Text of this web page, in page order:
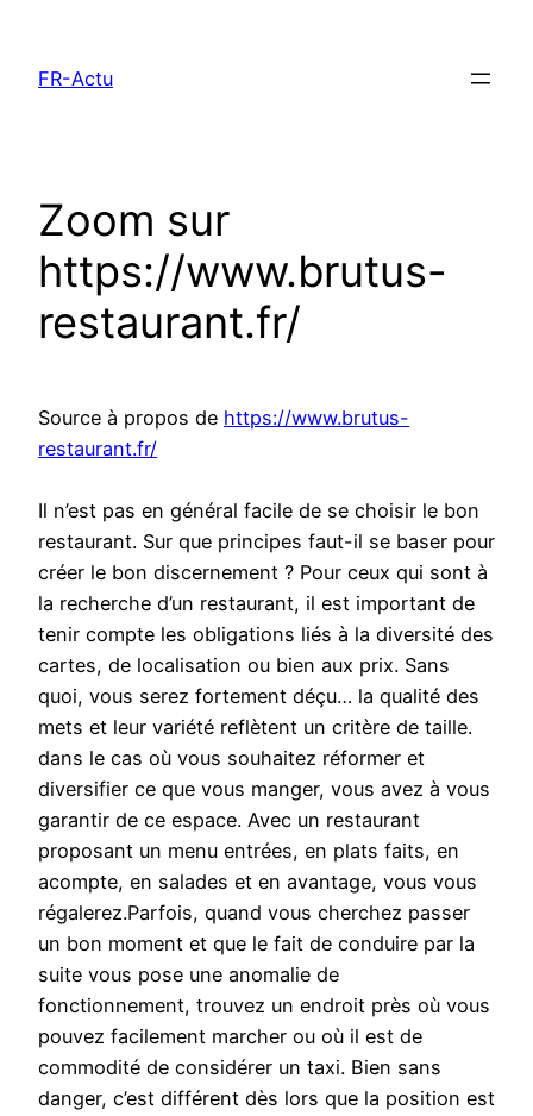
contenu
FR-Actu
Zoom sur
https://www.brutus-
restaurant.fr/
Source à propos de https://www.brutus-
restaurant.fr/
Il n’est pas en général facile de se choisir le bon
restaurant. Sur que principes faut-il se baser pour
créer le bon discernement ? Pour ceux qui sont à
la recherche d’un restaurant, il est important de
tenir compte les obligations liés à la diversité des
cartes, de localisation ou bien aux prix. Sans
quoi, vous serez fortement déçu… la qualité des
mets et leur variété reflètent un critère de taille.
dans le cas où vous souhaitez réformer et
diversifier ce que vous manger, vous avez à vous
garantir de ce espace. Avec un restaurant
proposant un menu entrées, en plats faits, en
acompte, en salades et en avantage, vous vous
régalerez.Parfois, quand vous cherchez passer
un bon moment et que le fait de conduire par la
suite vous pose une anomalie de
fonctionnement, trouvez un endroit près où vous
pouvez facilement marcher ou où il est de
commodité de considérer un taxi. Bien sans
danger, c’est différent dès lors que la position est